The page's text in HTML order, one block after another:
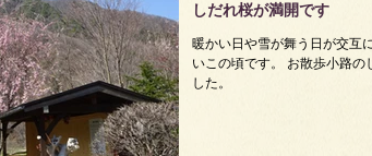
しだれ桜が満開です
暖かい日や雪が舞う日が交互
いこの頃です。 お散歩小路の
した。